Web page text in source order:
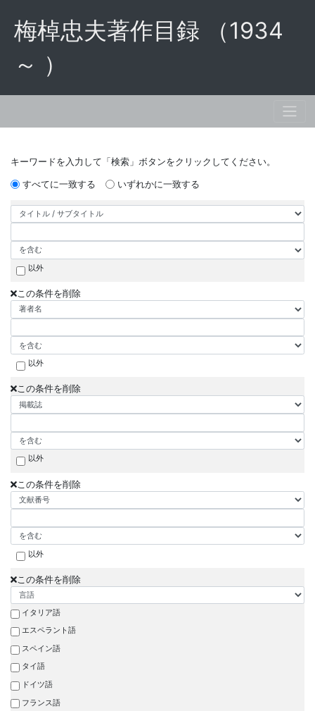
梅棹忠夫著作目録 （1934
～ ）
キーワードを入力して「検索」ボタンをクリックしてください。
すべてに一致する
いずれかに一致する
以外
この条件を削除
以外
この条件を削除
以外
この条件を削除
以外
この条件を削除
イタリア語
エスペラント語
スペイン語
タイ語
ドイツ語
フランス語